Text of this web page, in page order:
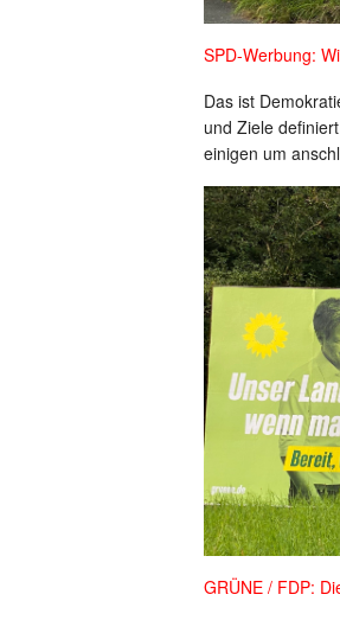
SPD-Werbung:
Das ist
und Ziele
einigen um
GRÜNE / FDP: